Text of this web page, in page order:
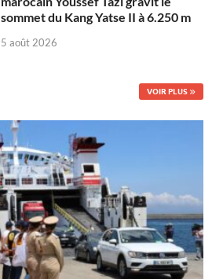
sommet du Kang Yatse II à 6.250 m
5 août 2026
VOIR PLUS